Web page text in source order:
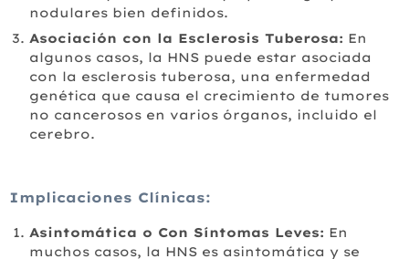
nodulares bien definidos.
Asociación con la Esclerosis Tuberosa: En
algunos casos, la HNS puede estar asociada
con la esclerosis tuberosa, una enfermedad
genética que causa el crecimiento de tumores
no cancerosos en varios órganos, incluido el
cerebro.
Implicaciones Clínicas:
Asintomática o Con Síntomas Leves: En
muchos casos, la HNS es asintomática y se